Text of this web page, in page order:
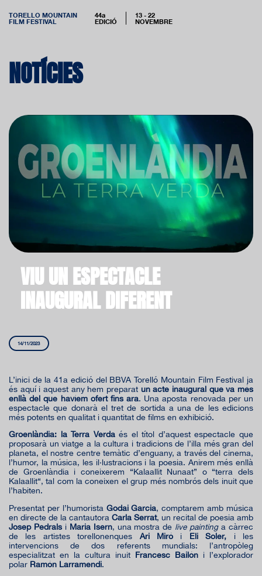
TORELLO MOUNTAIN
FILM FESTIVAL
44a
EDICIÓ
13 - 22
NOVEMBRE
NOTÍCIES
VIU UN ESPECTACLE
INAUGURAL DIFERENT
14/11/2023
L’inici de la 41a edició del BBVA Torelló Mountain Film Festival ja
és aquí i aquest any hem preparat un acte inaugural que va més
enllà del que havíem ofert fins ara. Una aposta renovada per un
espectacle que donarà el tret de sortida a una de les edicions
més potents en qualitat i quantitat de films en exhibició.
Groenlàndia: la Terra Verdaés el títol d’aquest espectacle que
proposarà un viatge a la cultura i tradicions de l’illa més gran del
planeta, el nostre centre temàtic d’enguany, a través del cinema,
l’humor, la música, les il·lustracions i la poesia. Anirem més enllà
de Groenlàndia i coneixerem “Kalaallit Nunaat” o “terra dels
Kalaallit“, tal com la coneixen el grup més nombrós dels inuit que
l’habiten.
Presentat per l’humorista Godai Garcia, comptarem amb música
en directe de la cantautora Carla Serrat, un recital de poesia amb
Josep Pedralsi Maria Isern, una mostra de live paintinga càrrec
de les artistes torellonenques Ari Miró i Eli Soler, i les
intervencions de dos referents mundials: l’antropòleg
especialitzat en la cultura inuit Francesc Bailón i l’explorador
polar Ramón Larramendi.